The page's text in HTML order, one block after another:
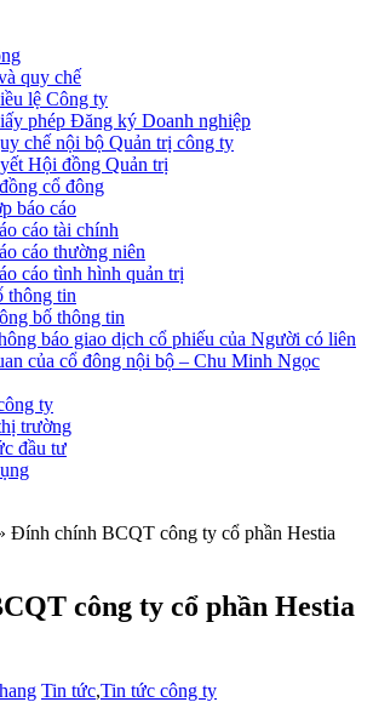
quy chế
lệ Công ty
phép Đăng ký Doanh nghiệp
chế nội bộ Quản trị công ty
Hội đồng Quản trị
cổ đông
báo cáo
cáo tài chính
cáo thường niên
cáo tình hình quản trị
thông tin
bố thông tin
báo giao dịch cổ phiếu của Người có liên
của cổ đông nội bộ – Chu Minh Ngọc
ty
trường
đầu tư
Đính chính BCQT công ty cổ phần Hestia
công ty cổ phần Hestia
Tin tức,Tin tức công ty